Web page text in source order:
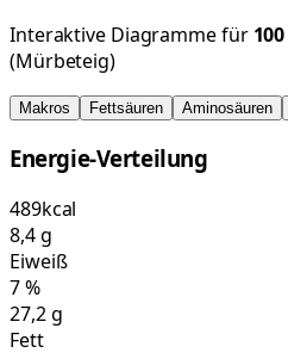
Interaktive Diagramme für 100
(Mürbeteig)
Makros Fettsäuren Aminosäuren
Energie-Verteilung
489kcal
8,4g
Eiweiß
7%
27,2g
Fett